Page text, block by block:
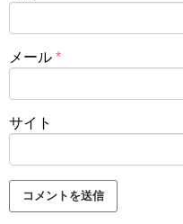
メール *
サイト